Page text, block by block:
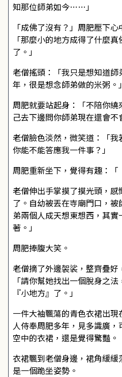
知那位師弟如今……」
「成佛了沒有？」周肥壓下
「那麼小的地方成得了什麼
了。」
老僧搖頭：「我只是想知道
年，很是想念師弟做的米粥。」
周肥就要站起身：「不陪你
己去下邊問你師弟現在還會不
老僧臉色淡然，微笑道：「我
你能不能答應我一件事？」
周肥重新坐下，覺得有趣：「
老僧伸出手掌摸了摸光頭，
了。自幼被丟在寺廟門口，
弟兩個人成天想東想西，其
著。」
周肥捧腹大笑。
老僧摘了外邊袈裟，整齊疊好
「請你幫她找出一個脫身之
『小地方』了。」
一件大袖飄蕩的青色衣裙出
人侍奉周肥多年，見多識廣
空中的衣裙，還是覺得驚豔。
衣裙飄到老僧身邊，裙角緩
是一個跪坐姿勢。